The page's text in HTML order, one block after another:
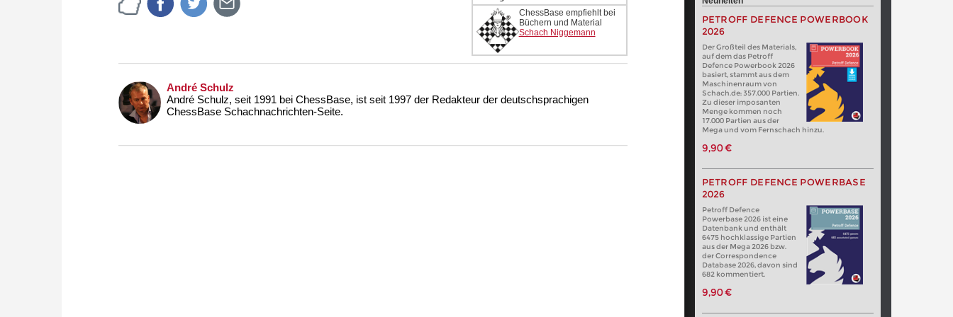
ChessBase empfiehlt bei
Büchern und Material
Schach Niggemann
André Schulz
André Schulz, seit 1991 bei ChessBase, ist seit 1997 der Redakteur der deutschsprachigen
ChessBase Schachnachrichten-Seite.
PETROFF DEFENCE POWERBOOK
2026
Der Großteil des Materials,
auf dem das Petroff
Defence Powerbook 2026
basiert, stammt aus dem
Maschinenraum von
Schach.de: 357.000 Partien.
Zu dieser imposanten
Menge kommen noch
17.000 Partien aus der
Mega und vom Fernschach hinzu.
9,90 €
PETROFF DEFENCE POWERBASE
2026
Petroff Defence
Powerbase 2026 ist eine
Datenbank und enthält
6475 hochklassige Partien
aus der Mega 2026 bzw.
der Correspondence
Database 2026, davon sind
682 kommentiert.
9,90 €